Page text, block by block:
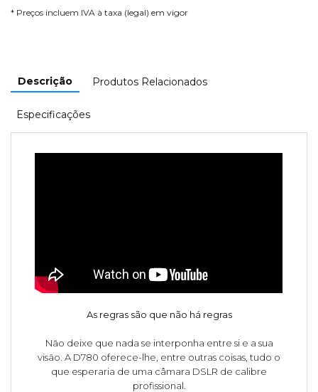
* Preços incluem IVA à taxa (legal) em vigor
Descrição Produtos Relacionados
Especificações
As regras são que não há regras
Não deixe que nada se interponha entre si e a sua
visão. A D780 oferece-lhe, entre outras coisas, tudo o
que esperaria de uma câmara DSLR de calibre
profissional.